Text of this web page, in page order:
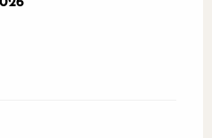
novembre 2026